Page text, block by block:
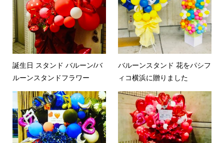
誕生日 スタンド バルーン/バ
ルーンスタンドフラワー
バルーンスタンド 花をパシフ
ィコ横浜に贈りました